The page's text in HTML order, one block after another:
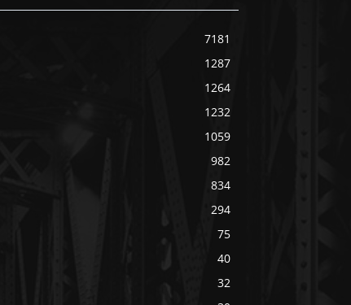
7181
1287
1264
1232
1059
982
834
294
75
40
32